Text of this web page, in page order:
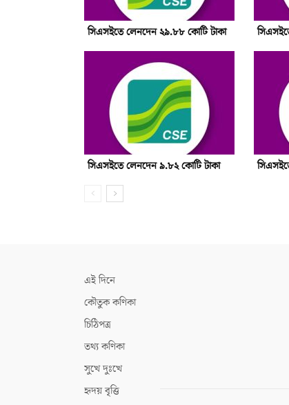
সিএসইতে লেনদেন ২৯.৮৮ কোটি টাকা
সিএসইতে লেনদেন ৯.৮২ কোটি টাকা
এই দিনে
কৌতুক কণিকা
চিঠিপত্র
তথ্য কণিকা
সুখে দুঃখে
হৃদয় বৃত্তি